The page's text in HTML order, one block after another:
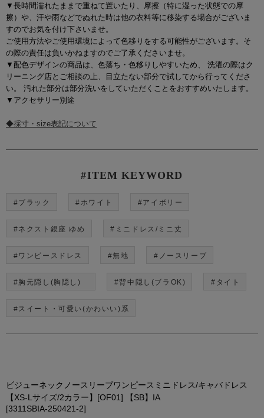
▼長時間濡れたままで重ねて置いたり、摩擦（特に湿った状態での摩
擦）や、汗や雨などでぬれた時は他の衣料等に移染する場合がございま
すのでお気を付け下さいませ。
ご使用方法やご使用環境によって色移りをする可能性がございます。そ
の際の責任は負いかねますのでご了承くださいませ。
▼配色デザインの商品は、色落ち・色移りしやすいため、 洗濯の際はク
リーニング店とご相談の上、目立たない部分で試してから行ってくださ
い。 汚れた部分は部分洗いをしていただくことをおすすめいたします。
▼アクセサリー別途
◆採寸・size表記について
#ITEM KEYWORD
#ブラック #ホワイト #アイボリー
#ネクスト銀座 ゆめ #ミニドレス/ミニ丈
#ワンピースドレス #無地 #ノースリーブ
#胸元隠し(胸隠し) #背中隠し(ブラOK) #タイト
#スイート・可愛い(かわいい)系